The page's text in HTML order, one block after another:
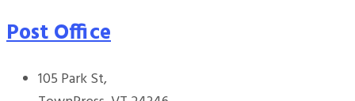
Post Office
105 Park St,